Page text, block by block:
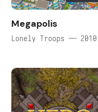
Megapolis
Lonely Troops — 2010